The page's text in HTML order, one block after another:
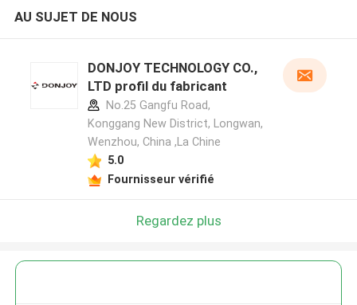
AU SUJET DE NOUS
DONJOY TECHNOLOGY CO.,
LTD profil du fabricant
No.25 Gangfu Road,
Konggang New District, Longwan,
Wenzhou, China ,La Chine
5.0
Fournisseur vérifié
Regardez plus